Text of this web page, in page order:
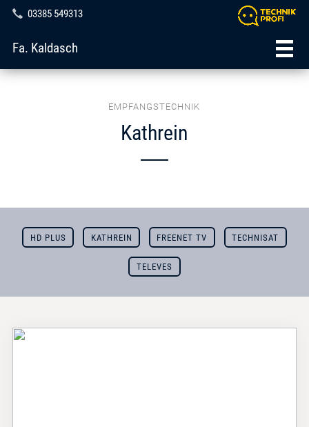
03385 549313
Fa. Kaldasch
EMPFANGSTECHNIK
Kathrein
HD PLUS KATHREIN FREENET TV TECHNISAT
TELEVES